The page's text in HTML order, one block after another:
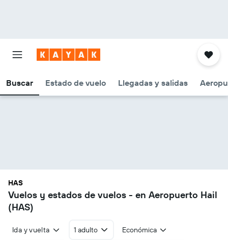
Buscar Estado de vuelo Llegadas y salidas
HAS
Vuelos y estados de vuelos - en Aeropuerto Hail
(HAS)
Ida y vuelta 1 adulto Económica